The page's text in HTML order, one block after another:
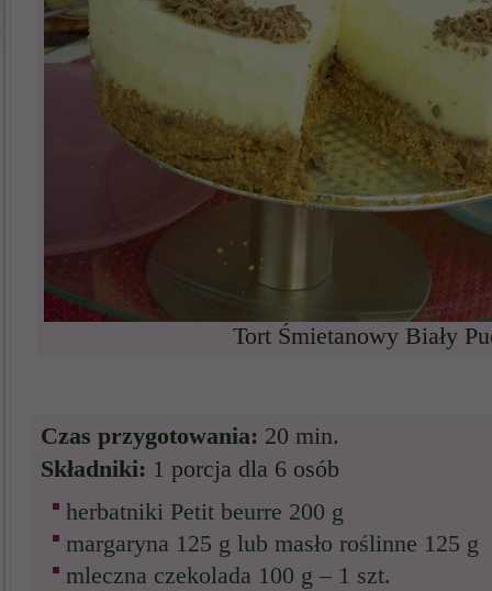
Tort Śmietanowy Biały
Czas przygotowania: 20 min.
Składniki: 1 porcja dla 6 osób
herbatniki Petit beurre 200 g
margaryna 125 g lub masło roślinne 125 g
mleczna czekolada 100 g – 1 szt.